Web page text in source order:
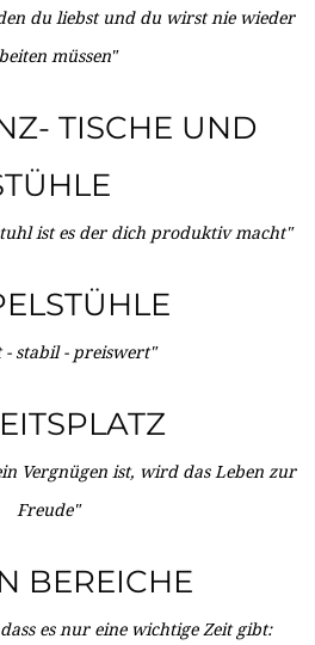
du liebst und du wirst nie wieder
müssen"
TISCHE UND
ist es der dich produktiv macht"
- stabil - preiswert"
Vergnügen ist, wird das Leben zur
Freude"
BEREICHE
es nur eine wichtige Zeit gibt: